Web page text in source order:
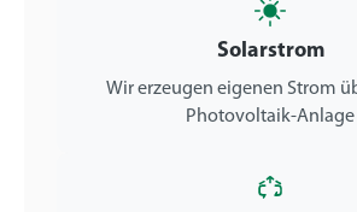
Solarstrom
Wir erzeugen eigenen Strom
Photovoltaik-Anlage